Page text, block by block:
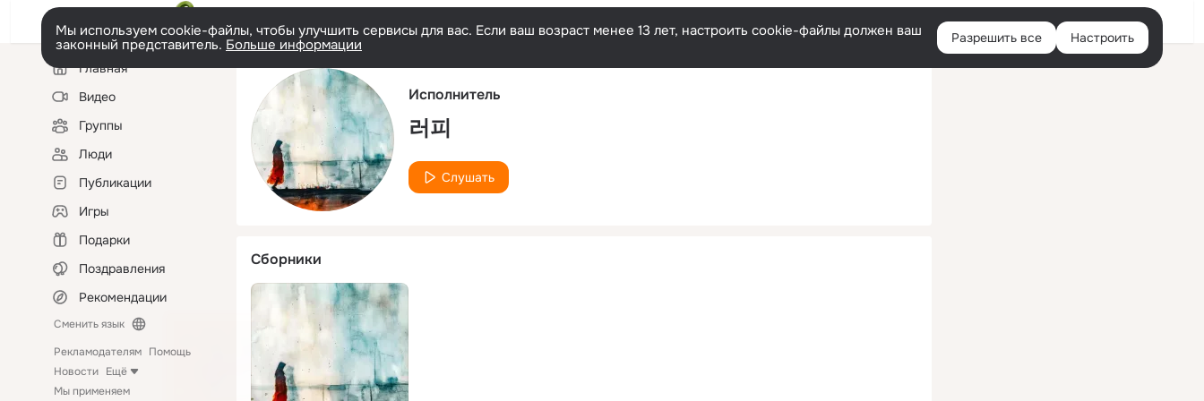
Русский Войти
Мы используем cookie-файлы, чтобы улучшить сервисы для вас. Если ваш возраст менее 13 лет, настроить cookie-файлы должен ваш
законный представитель. Больше информации Разрешить все Настроить
Левая
колонкаГлавная
Видео
Группы
Люди
Публикации
Игры
Подарки
Поздравления
Рекомендации
Сменить язык
Рекламодателям Помощь
Новости Ещё
Мы применяем
Исполнитель
러피
Слушать
Сборники